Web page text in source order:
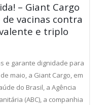
– Giant Cargo
vacinas contra
e triplo
e garante dignidade para
maio, a Giant Cargo, em
do Brasil, a Agência
(ABC), a companhia